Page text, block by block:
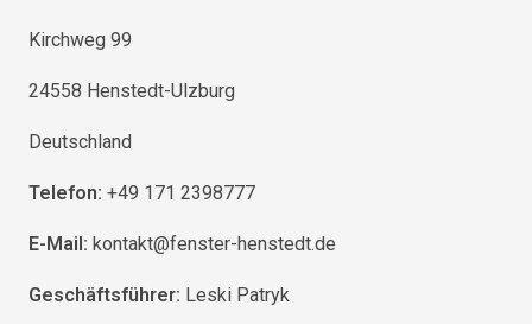
Kirchweg 99
24558 Henstedt-Ulzburg
Deutschland
Telefon: +49 171 2398777
E-Mail: kontakt@fenster-henstedt.de
Geschäftsführer: Leski Patryk